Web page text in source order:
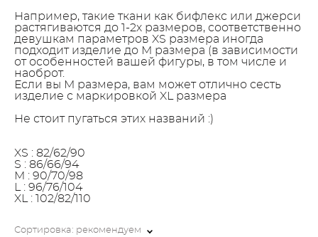
Например, такие ткани как бифлекс или джерси
растягиваются до 1-2х размеров, соответственно
девушкам параметров XS размера иногда
подходит изделие до М размера (в зависимости
от особенностей вашей фигуры, в том числе и
наоброт.
Если вы М размера, вам может отлично сесть
изделие с маркировкой XL размера
Не стоит пугаться этих названий :)
XS : 82/62/90
S : 86/66/94
M : 90/70/98
L : 96/76/104
XL : 102/82/110
Сортировка: рекомендуем